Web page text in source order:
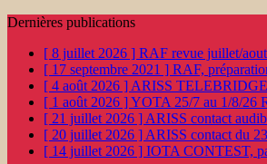
Dernières publications
[ 8 juillet 2026 ] RAF revue juillet/
[ 17 septembre 2021 ] RAF,
[ 4 août 2026 ] ARISS
[ 1 août 2026 ]YOTA 25/7 au 1/8/26
[ 21 juillet 2026 ] ARISS contact
[ 20 juillet 2026 ] ARISS contact du
[ 14 juillet 2026 ] IOTA CONTEST,